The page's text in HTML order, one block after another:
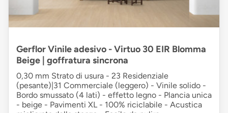
Gerflor Vinile adesivo - Virtuo 30 EIR Blomma
Beige | goffratura sincrona
0,30 mm Strato di usura - 23 Residenziale
(pesante)|31 Commerciale (leggero) - Vinile solido -
Bordo smussato (4 lati) - effetto legno - Plancia unica
- beige - Pavimenti XL - 100% riciclabile - Acustica